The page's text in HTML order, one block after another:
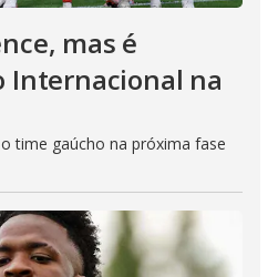
mas é
Internacional na
time gaúcho na próxima fase